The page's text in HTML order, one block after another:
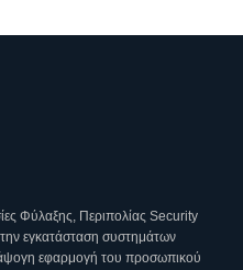
Φύλαξης, Περιπολίας Security
την εγκατάσταση συστημάτων
άψογη εφαρμογή του προσωπικού